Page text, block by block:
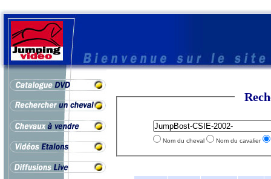
Nom du cheval Nom du cavalier